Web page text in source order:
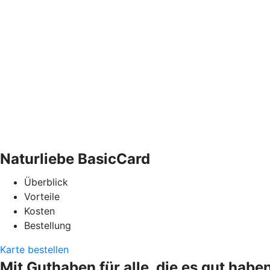
Naturliebe BasicCard
Überblick
Vorteile
Kosten
Bestellung
Karte bestellen